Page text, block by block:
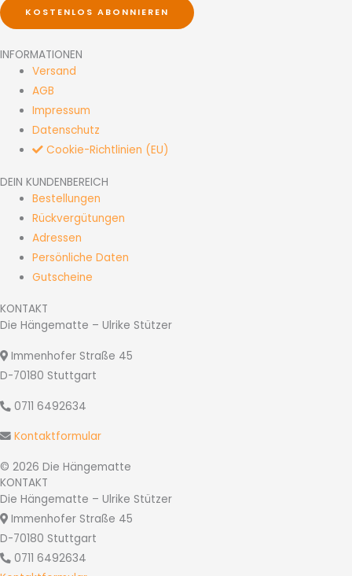
KOSTENLOS ABONNIEREN
INFORMATIONEN
Versand
AGB
Impressum
Datenschutz
Cookie-Richtlinien (EU)
DEIN KUNDENBEREICH
Bestellungen
Rückvergütungen
Adressen
Persönliche Daten
Gutscheine
KONTAKT
Die Hängematte – Ulrike Stützer
Immenhofer Straße 45
D-70180 Stuttgart
0711 6492634
Kontaktformular
© 2026 Die Hängematte
KONTAKT
Die Hängematte – Ulrike Stützer
Immenhofer Straße 45
D-70180 Stuttgart
0711 6492634